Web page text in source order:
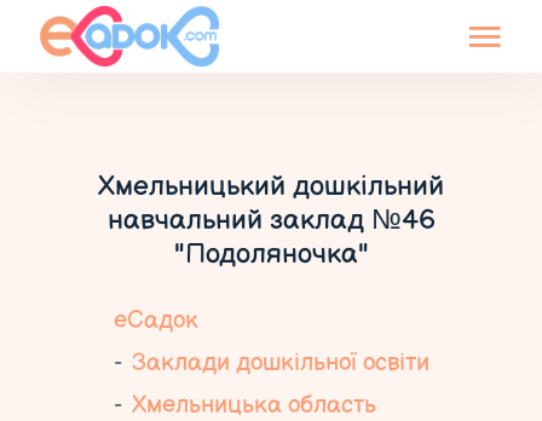
Хмельницький дошкільний
навчальний заклад №46
"Подоляночка"
еСадок
Заклади дошкільної освіти
Хмельницька область